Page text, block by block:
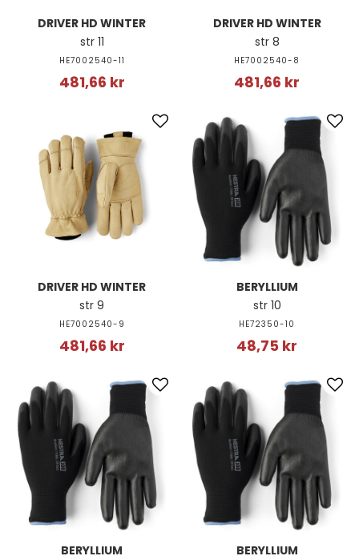
DRIVER HD WINTER
str 11
HE7002540-11
481,66 kr
DRIVER HD WINTER
str 8
HE7002540-8
481,66 kr
DRIVER HD WINTER
str 9
HE7002540-9
481,66 kr
BERYLLIUM
str 10
HE72350-10
48,75 kr
BERYLLIUM
BERYLLIUM